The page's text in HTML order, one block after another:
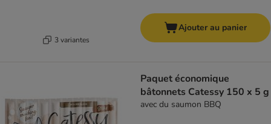
3 variantes
Ajouter au panier
Paquet économique
bâtonnets Catessy 150 x 5 g
avec du saumon BBQ